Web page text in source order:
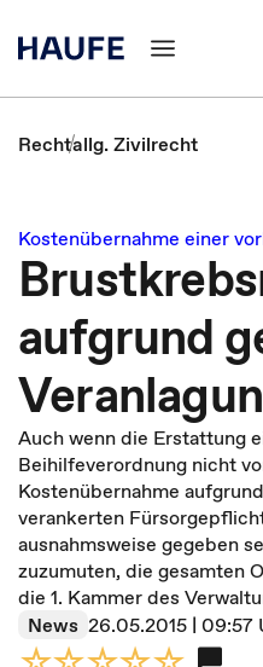
Rechtallg. Zivilrecht
Kostenübernahme einer
aufgrund
Auch wenn die Erstattung
Beihilfeverordnung nicht
Kostenübernahme
verankerten
ausnahmsweise gegeben
zuzumuten, die gesamten
die 1. Kammer des
News 26.05.2015 | 09:57